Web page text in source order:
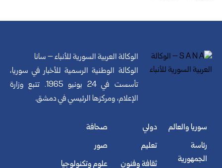
الوكالة العربية السورية للأنباء – سانا
الوكالة الوطنية الرسمية للأخبار في سوريا،
تأسست في 24 يونيو 1965. تتبع وزارة
الإعلام، ومركزها الرئيسي في دمشق.
سوريا والعالم
رئاسة
الجمهورية
دولي
تعليم
ثقافة وفنون
صحافة
صور
علوم وتكنولوجيا